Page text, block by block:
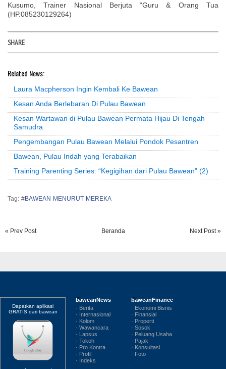
Kusumo, Trainer Nasional Berjuta “Guru & Orang Tua
(HP.085230129264)
SHARE :
Related News:
Laura Macpherson Ingin Kembali Ke Bawean
Kesan Anda Berlebaran Di Pulau Bawean
Kesan Wartawan di Pulau Bawean Permata Hijau Di Tengah
Samudra
Pengembangan Pulau Bawean Melalui Pondok Pesantren
Bawean, Pulau Indah yang Terabaikan
Training Parenting Series: “Kegigihan dari Pulau Bawean” (2)
Tag: #BAWEAN MENURUT MEREKA
« Prev Post Next Post »
Beranda
Dapatkan aplikasi
GRATIS dari bawean
baweanNews
· Berita
· Internasional
· Kolom
· Wawancara
· Lapsus
· Tokoh
· Pro Kontra
· Profil
· Indeks
baweanFinance
· Ekonomi Bisnis
· Finansial
· Properti
· Sosok
· Peluang Usaha
· Pajak
· Konsultasi
· Foto